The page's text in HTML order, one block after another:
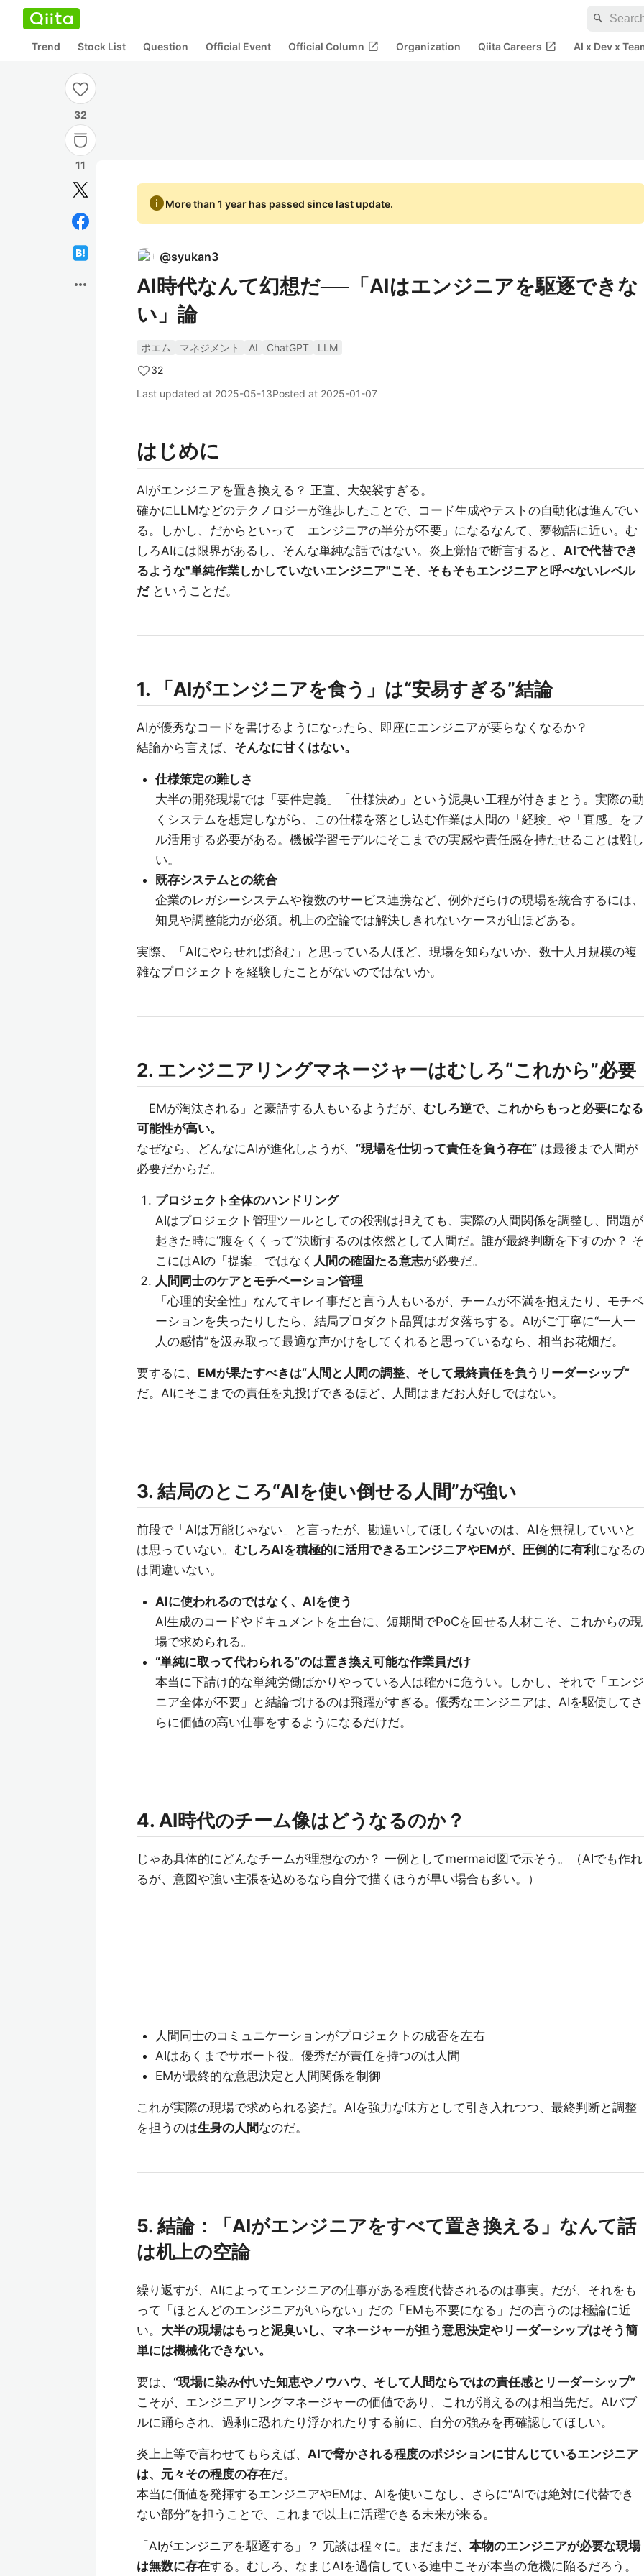
search
Trend Stock List Question Official Event Official Column open_in_new Organization Qiita Careers open_in_new AI x Dev x
32
11
more_horiz
infoMore than 1 year has passed since last update.
@syukan3
AI時代なんて幻想だ──「AIはエンジニアを駆逐できな
い」論
ポエム マネジメント AI ChatGPT
LLM
32
Last updated at 2025-05-13Posted at 2025-01-07
はじめに
AIがエンジニアを置き換える？ 正直、大袈裟すぎる。
確かにLLMなどのテクノロジーが進歩したことで、コード生成やテストの自動化は進んでい
る。しかし、だからといって「エンジニアの半分が不要」になるなんて、夢物語に近い。む
しろAIには限界があるし、そんな単純な話ではない。炎上覚悟で断言すると、 AIで代替でき
るような"単純作業しかしていないエンジニア"こそ、そもそもエンジニアと呼べないレベル
だということだ。
1. 「AIがエンジニアを食う」は“安易すぎる”結論
AIが優秀なコードを書けるようになったら、即座にエンジニアが要らなくなるか？
結論から言えば、 そんなに甘くはない。
仕様策定の難しさ
大半の開発現場では「要件定義」「仕様決め」という泥臭い工程が付きまとう。実際の動
くシステムを想定しながら、この仕様を落とし込む作業は人間の「経験」や「直感」をフ
ル活用する必要がある。機械学習モデルにそこまでの実感や責任感を持たせることは難し
い。
既存システムとの統合
企業のレガシーシステムや複数のサービス連携など、例外だらけの現場を統合するには、
知見や調整能力が必須。机上の空論では解決しきれないケースが山ほどある。
実際、「AIにやらせれば済む」と思っている人ほど、現場を知らないか、数十人月規模の複
雑なプロジェクトを経験したことがないのではないか。
2. エンジニアリングマネージャーはむしろ“これから”必要
「EMが淘汰される」と豪語する人もいるようだが、 むしろ逆で、これからもっと必要になる
可能性が高い。
なぜなら、どんなにAIが進化しようが、 “現場を仕切って責任を負う存在” は最後まで人間が
必要だからだ。
プロジェクト全体のハンドリング
AIはプロジェクト管理ツールとしての役割は担えても、実際の人間関係を調整し、問題が
起きた時に“腹をくくって”決断するのは依然として人間だ。誰が最終判断を下すのか？ そ
こにはAIの「提案」ではなく 人間の確固たる意志が必要だ。
人間同士のケアとモチベーション管理
「心理的安全性」なんてキレイ事だと言う人もいるが、チームが不満を抱えたり、モチベ
ーションを失ったりしたら、結局プロダクト品質はガタ落ちする。AIがご丁寧に“一人一
人の感情”を汲み取って最適な声かけをしてくれると思っているなら、相当お花畑だ。
要するに、 EMが果たすべきは“人間と人間の調整、そして最終責任を負うリーダーシップ”
だ。AIにそこまでの責任を丸投げできるほど、人間はまだお人好しではない。
3. 結局のところ“AIを使い倒せる人間”が強い
前段で「AIは万能じゃない」と言ったが、勘違いしてほしくないのは、AIを無視していいと
は思っていない。 むしろAIを積極的に活用できるエンジニアやEMが、圧倒的に有利 になるの
は間違いない。
AIに使われるのではなく、AIを使う
AI生成のコードやドキュメントを土台に、短期間でPoCを回せる人材こそ、これからの現
場で求められる。
“単純に取って代わられる”のは置き換え可能な作業員だけ
本当に下請け的な単純労働ばかりやっている人は確かに危うい。しかし、それで「エンジ
ニア全体が不要」と結論づけるのは飛躍がすぎる。優秀なエンジニアは、AIを駆使してさ
らに価値の高い仕事をするようになるだけだ。
4. AI時代のチーム像はどうなるのか？
じゃあ具体的にどんなチームが理想なのか？ 一例としてmermaid図で示そう。（AIでも作れ
るが、意図や強い主張を込めるなら自分で描くほうが早い場合も多い。）
人間同士のコミュニケーションがプロジェクトの成否を左右
AIはあくまでサポート役。優秀だが責任を持つのは人間
EMが最終的な意思決定と人間関係を制御
これが実際の現場で求められる姿だ。AIを強力な味方として引き入れつつ、最終判断と調整
を担うのは生身の人間なのだ。
5. 結論：「AIがエンジニアをすべて置き換える」なんて話
は机上の空論
繰り返すが、AIによってエンジニアの仕事がある程度代替されるのは事実。だが、それをも
って「ほとんどのエンジニアがいらない」だの「EMも不要になる」だの言うのは極論に近
い。 大半の現場はもっと泥臭いし、マネージャーが担う意思決定やリーダーシップはそう簡
単には機械化できない。
要は、 “現場に染み付いた知恵やノウハウ、そして人間ならではの責任感とリーダーシップ”
こそが、エンジニアリングマネージャーの価値であり、これが消えるのは相当先だ。AIバブ
ルに踊らされ、過剰に恐れたり浮かれたりする前に、自分の強みを再確認してほしい。
炎上上等で言わせてもらえば、 AIで脅かされる程度のポジションに甘んじているエンジニア
は、元々その程度の存在だ。
本当に価値を発揮するエンジニアやEMは、AIを使いこなし、さらに“AIでは絶対に代替でき
ない部分”を担うことで、これまで以上に活躍できる未来が来る。
「AIがエンジニアを駆逐する」？ 冗談は程々に。まだまだ、 本物のエンジニアが必要な現場
は無数に存在する。むしろ、なまじAIを過信している連中こそが本当の危機に陥るだろう。